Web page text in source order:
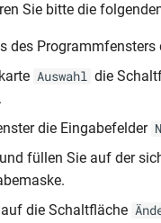
Sie bitte die
des Programmfensters
Auswahl die
die Eingabefelder
und füllen Sie auf der
die Schaltfläche